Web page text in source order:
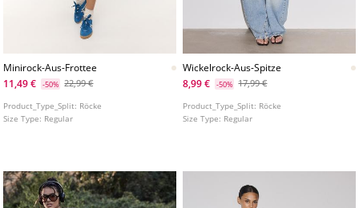
Minirock-Aus-Frottee
11,49 €
-50% 22,99 €
Product_Type_Split: Röcke
Size Type: Regular
Wickelrock-Aus-Spitze
8,99 €
-50% 17,99 €
Product_Type_Split: Röcke
Size Type: Regular